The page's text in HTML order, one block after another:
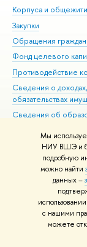
Мы
НИУ ВШЭ и
подробную
можно найти
данных –
с нашими
можете
Корпуса и
Закупки
Обращения
Фонд целевого
Противодействие
Сведения о
обязательствах
Сведения об
Людям с
Единая платежная
Работа в Вышке
© НИУ ВШЭ
материалов
Шрифты HSE Sans и